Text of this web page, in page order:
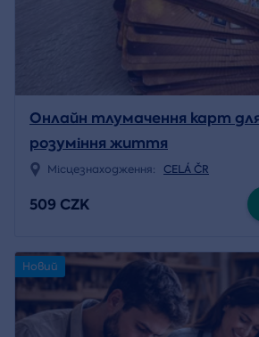
Онлайн тлумачення карт
розуміння життя
Місцезнаходження: CELÁ ČR
509 CZK
Новий